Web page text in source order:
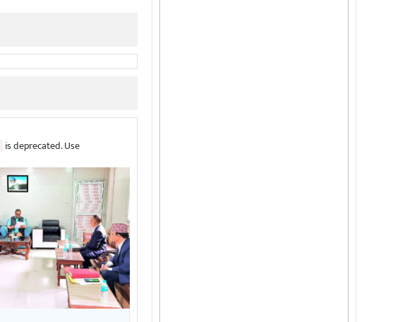
is deprecated. Use